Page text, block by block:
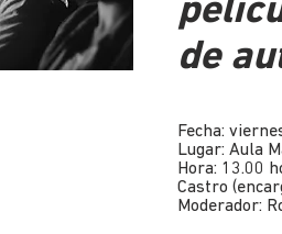
de
Fecha:
Lugar: Aula
Hora: 13.00
Castro
Moderador: